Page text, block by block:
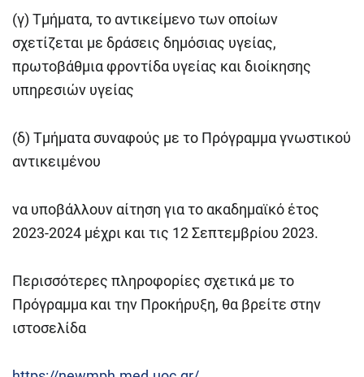
(γ) Τμήματα, το αντικείμενο των οποίων
σχετίζεται με δράσεις δημόσιας υγείας,
πρωτοβάθμια φροντίδα υγείας και διοίκησης
υπηρεσιών υγείας
(δ) Τμήματα συναφούς με το Πρόγραμμα γνωστικού
αντικειμένου
να υποβάλλουν αίτηση για το ακαδημαϊκό έτος
2023-2024 μέχρι και τις 12 Σεπτεμβρίου 2023.
Περισσότερες πληροφορίες σχετικά με το
Πρόγραμμα και την Προκήρυξη, θα βρείτε στην
ιστοσελίδα